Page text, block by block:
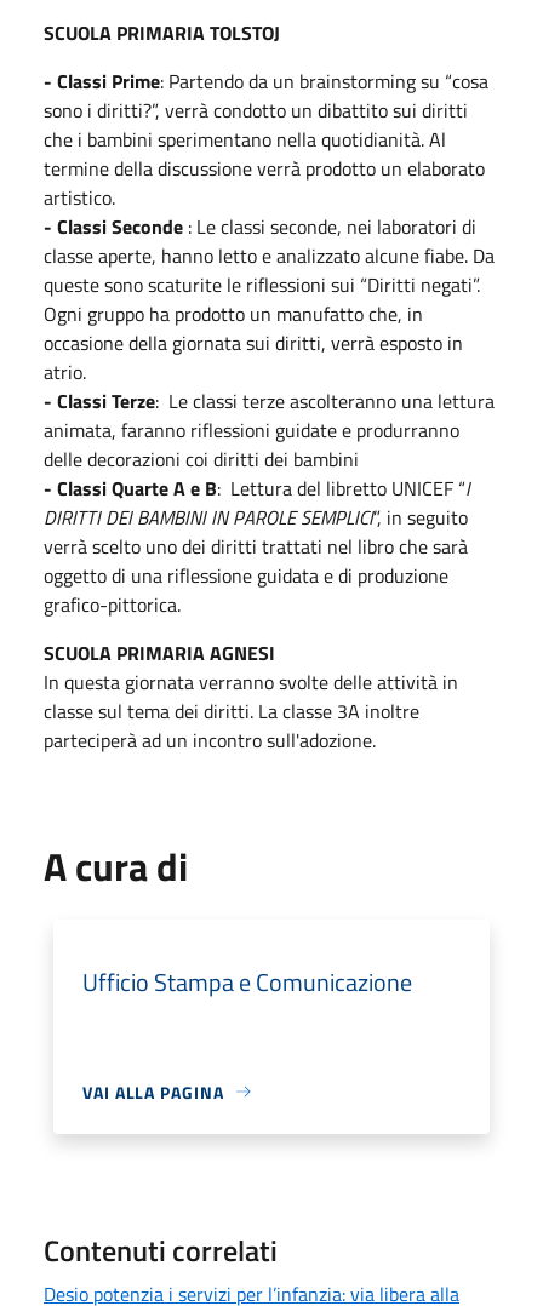
SCUOLA PRIMARIA TOLSTOJ
- Classi Prime: Partendo da un brainstorming su “cosa
sono i diritti?”, verrà condotto un dibattito sui diritti
che i bambini sperimentano nella quotidianità. Al
termine della discussione verrà prodotto un elaborato
artistico.
- Classi Seconde : Le classi seconde, nei laboratori di
classe aperte, hanno letto e analizzato alcune fiabe. Da
queste sono scaturite le riflessioni sui “Diritti negati”.
Ogni gruppo ha prodotto un manufatto che, in
occasione della giornata sui diritti, verrà esposto in
atrio.
- Classi Terze: Le classi terze ascolteranno una lettura
animata, faranno riflessioni guidate e produrranno
delle decorazioni coi diritti dei bambini
- Classi Quarte A e B: Lettura del libretto UNICEF “I
DIRITTI DEI BAMBINI IN PAROLE SEMPLICI”, in seguito
verrà scelto uno dei diritti trattati nel libro che sarà
oggetto di una riflessione guidata e di produzione
grafico-pittorica.
SCUOLA PRIMARIA AGNESI
In questa giornata verranno svolte delle attività in
classe sul tema dei diritti. La classe 3A inoltre
parteciperà ad un incontro sull'adozione.
A cura di
Ufficio Stampa e Comunicazione
VAI ALLA PAGINA
Contenuti correlati
Desio potenzia i servizi per l’infanzia: via libera alla